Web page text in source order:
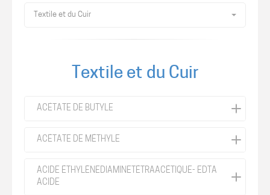
Textile et du Cuir
Textile et du Cuir
ACÉTATE DE BUTYLE
ACÉTATE DE MÉTHYLE
ACIDE ÉTHYLÈNEDIAMINETÉTRAACÉTIQUE- EDTA
ACIDE